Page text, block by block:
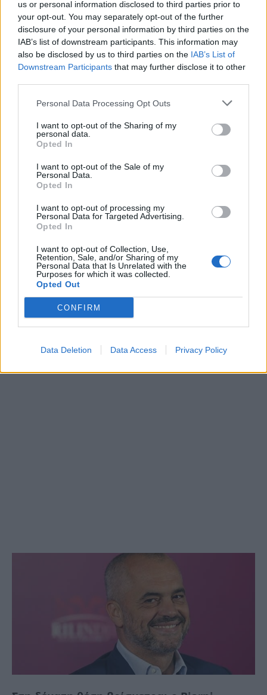
us or personal information disclosed to third parties prior to
your opt-out. You may separately opt-out of the further
disclosure of your personal information by third parties on the
IAB’s list of downstream participants. This information may
also be disclosed by us to third parties on the IAB’s List of
Downstream Participants that may further disclose it to other
Personal Data Processing Opt Outs
I want to opt-out of the Sharing of my
personal data.
Opted In
I want to opt-out of the Sale of my
Personal Data.
Opted In
I want to opt-out of processing my
Personal Data for Targeted Advertising.
Opted In
I want to opt-out of Collection, Use,
Retention, Sale, and/or Sharing of my
Personal Data that Is Unrelated with the
Purposes for which it was collected.
Opted Out
CONFIRM
Data Deletion Data Access Privacy Policy
Στην όγδοη θέση ο Πρόεδρος της Νότιας
Κορέας, Moon Jae-in
Στην ένατη θέση βρίσκεται ο Έντι Ράμα, ο
πρωθυπουργός της Αλβανίας.